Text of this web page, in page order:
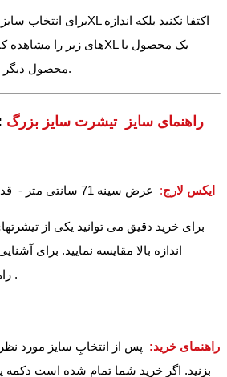
محصول دیگر ممکن است متفاوت باشد.
راهنمای سایز تیشرت سایز بزرگ
5 ایکس لارج: عرض سینه 71 سانتی متر - قد تیشرت : 86 سانتی متر
برای خرید دقیق می توانید یکی از
اندازه بالا مقایسه نمایید. برای
راهنمای زیر را مشاهده کنید .
راهنمای خرید: پس از انتخابِ سایز مورد
بزنید. اگر خرید شما تمام شده است دکمه